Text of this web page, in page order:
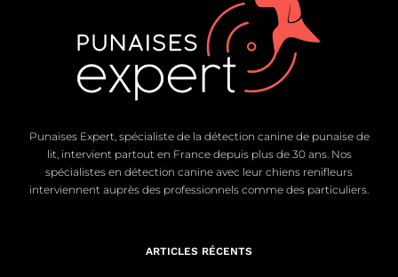
Punaises Expert, spécialiste de la détection canine de punaise de
lit, intervient partout en France depuis plus de 30 ans. Nos
spécialistes en détection canine avec leur chiens renifleurs
interviennent auprès des professionnels comme des particuliers.
ARTICLES RÉCENTS